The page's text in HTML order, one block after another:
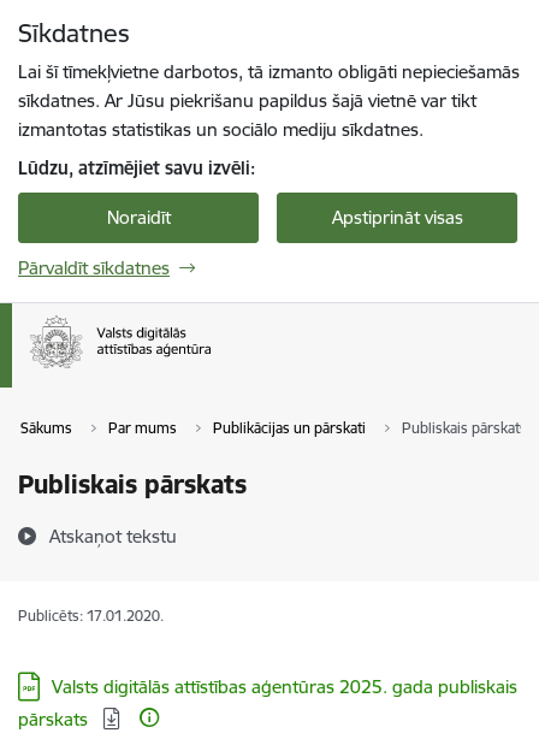
Sīkdatnes
Lai šī tīmekļvietne darbotos, tā izmanto obligāti nepieciešamās
sīkdatnes. Ar Jūsu piekrišanu papildus šajā vietnē var tikt
izmantotas statistikas un sociālo mediju sīkdatnes.
Lūdzu, atzīmējiet savu izvēli:
Noraidīt Apstiprināt visas
Pārvaldīt sīkdatnes
Sākums Par mums Publikācijas un pārskati Publiskais pārskats
Publiskais pārskats
Atskaņot tekstu
Publicēts: 17.01.2020.
Lejupielādēt:
Valsts digitālās attīstības aģentūras 2025. gada publiskais
pārskats